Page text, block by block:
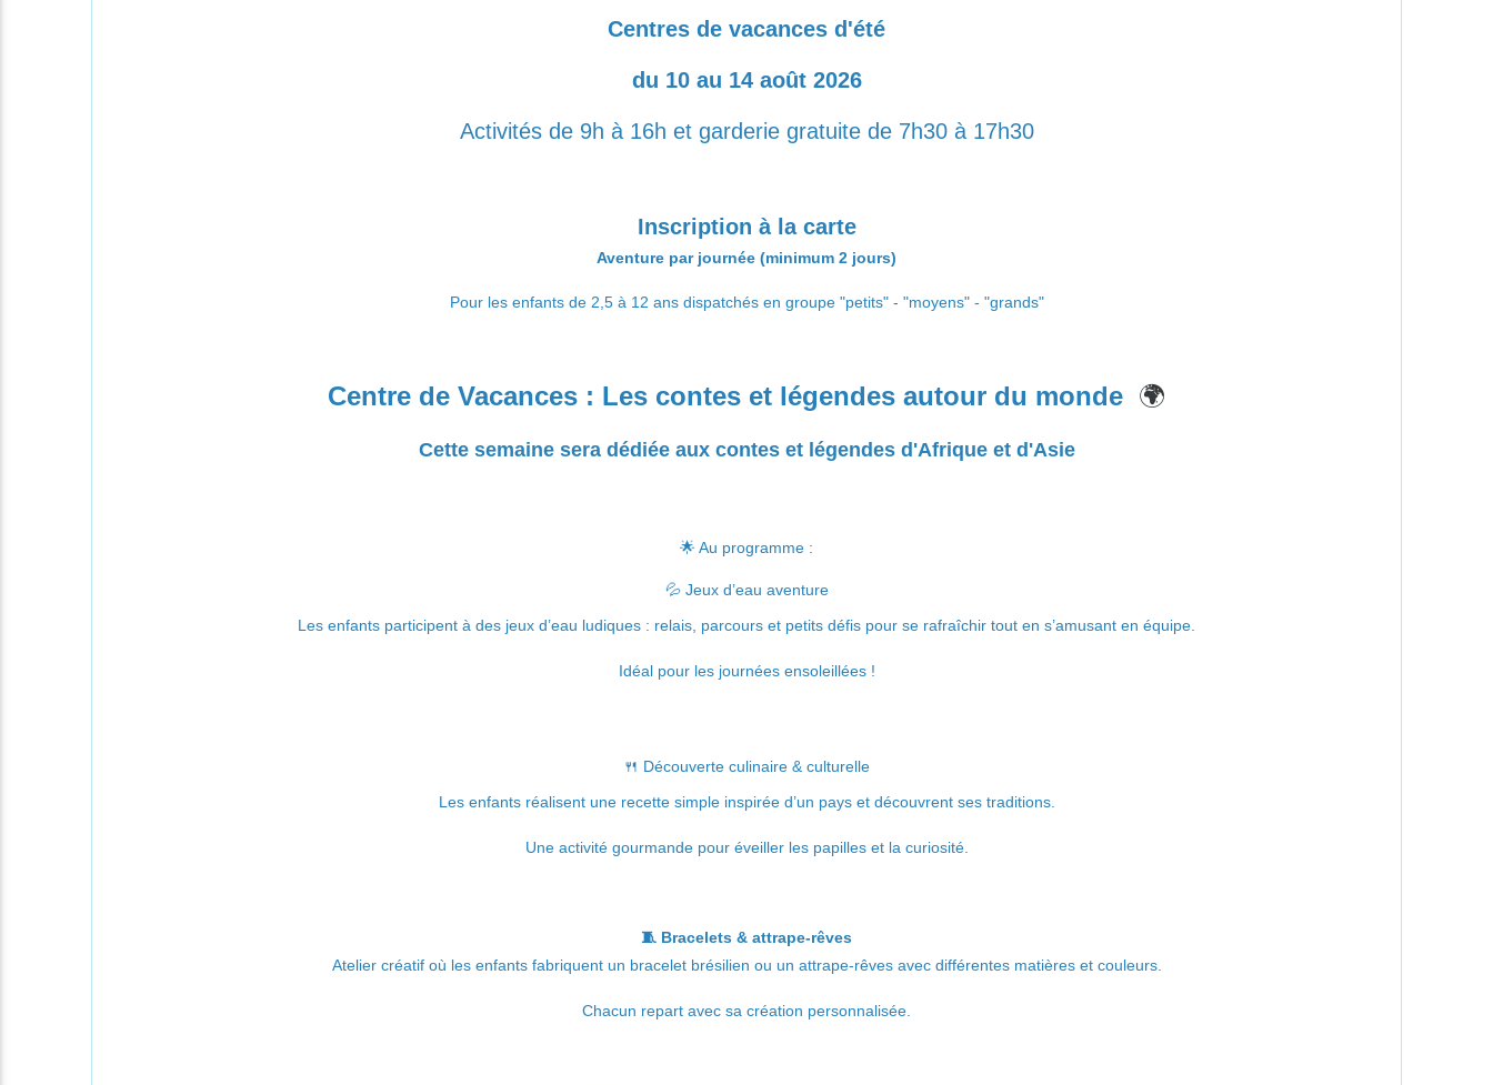
Centres de vacances d'été
du 10 au 14 août 2026
Activités de 9h à 16h et garderie gratuite de 7h30 à 17h30
Inscription à la carte
Aventure par journée (minimum 2 jours)
Pour les enfants de 2,5 à 12 ans dispatchés en groupe "petits" - "moyens" - "grands"
Centre de Vacances : Les contes et légendes autour du monde 🌍
Cette semaine sera dédiée aux contes et légendes d'Afrique et d'Asie
🌟 Au programme :
💦 Jeux d’eau aventure
Les enfants participent à des jeux d’eau ludiques : relais, parcours et petits défis pour se rafraîchir tout en s’amusant en équipe.
Idéal pour les journées ensoleillées !
🍴 Découverte culinaire & culturelle
Les enfants réalisent une recette simple inspirée d’un pays et découvrent ses traditions.
Une activité gourmande pour éveiller les papilles et la curiosité.
🧵 Bracelets & attrape-rêves
Atelier créatif où les enfants fabriquent un bracelet brésilien ou un attrape-rêves avec différentes matières et couleurs.
Chacun repart avec sa création personnalisée.